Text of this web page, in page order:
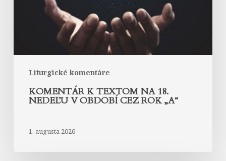
Liturgické komentáre
„A“
KOMENTÁR K TEXTOM NA 18.
NEDEĽU V OBDOBÍ CEZ ROK „A“
1. augusta 2026